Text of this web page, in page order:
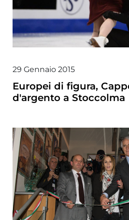
29 Gennaio 2015
Europei di figura,
d'argento a Stoccolma